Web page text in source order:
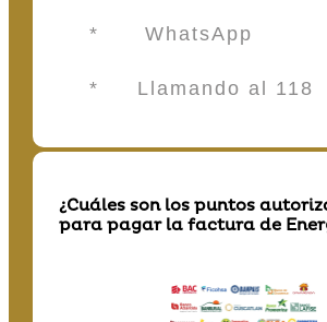
* WhatsApp
* Llamando al 118
¿Cuáles son los puntos
para pagar la factura de